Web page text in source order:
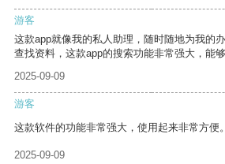
游客
这款app就像我的私人助理，随时随地为我的
查找资料，这款app的搜索功能非常强大，能
2025-09-09
游客
这款软件的功能非常强大，使用起来非常方便。
2025-09-09